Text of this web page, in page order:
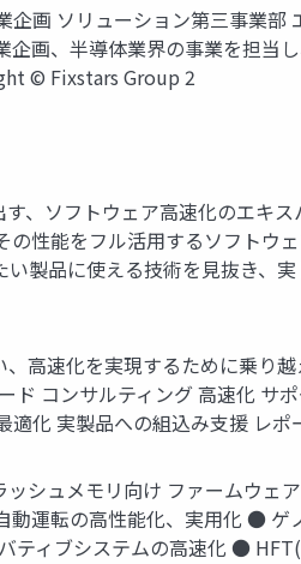
画 ソリューション第三事業
画、半導体業界の事業を担当
© Fixstars Group 2
、ソフトウェア高速化のエキ
性能をフル活用するソフトウ
製品に使える技術を見抜き、
高速化を実現するために乗り
コンサルティング 高速化 サ
適化 実製品への組込み支援 レ
シュメモリ向け ファームウ
運転の高性能化、実用化 ●
ィブシステムの高速化 ●